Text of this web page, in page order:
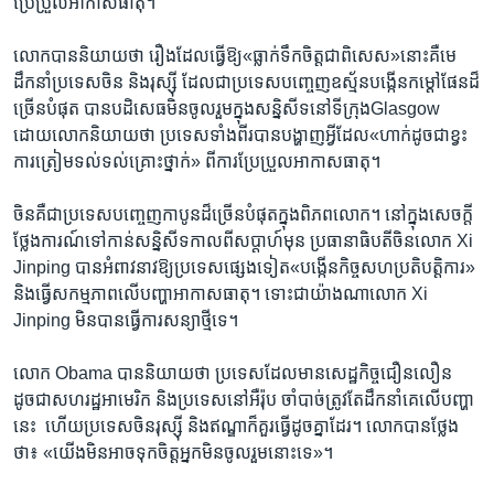
លោក​បាន​និយាយ​ថា​ រឿង​ដែល​ធ្វើ​ឱ្យ​«ធ្លាក់​ទឹក​ចិត្ត​ជា​ពិសេស»​នោះ​គឺ​មេ
ដឹកនាំ​ប្រទេស​ចិន​ និង​រុស្ស៊ី​ ដែល​ជា​ប្រទេស​បញ្ចេញ​ឧស្ម័ន​បង្កើន​កម្តៅ​ផែន​ដ៏​
ច្រើន​បំផុត​ បាន​បដិសេធ​មិន​ចូលរួម​ក្នុង​សន្និសីទ​នៅ​ទីក្រុង​Glasgow​
ដោយ​លោក​និយាយ​ថា​ ប្រទេស​ទាំងពីរ​បាន​បង្ហាញ​អ្វី​ដែល​«ហាក់ដូច​ជា​ខ្វះ​
ការ​ត្រៀម​ទល់ទល់​គ្រោះថ្នាក់»​ ពី​ការ​ប្រែប្រួល​អាកាស​ធាតុ។​
ចិន​គឺ​ជា​ប្រទេស​បញ្ចេញ​កាបូន​ដ៏​ច្រើន​បំផុត​ក្នុង​ពិភពលោក។​ នៅ​ក្នុង​សេចក្តី​
ថ្លែង​ការណ៍​ទៅ​កាន់​សន្និសីទ​កាលពី​សប្តាហ៍​មុន​ ប្រធានាធិបតី​ចិន​លោក​ Xi
Jinping ​បាន​អំពាវនាវ​ឱ្យ​ប្រទេស​ផ្សេង​ទៀត​«បង្កើន​កិច្ច​សហ​ប្រតិបត្តិការ»​
និង​ធ្វើ​សកម្មភាព​លើ​បញ្ហា​អាកាសធាតុ។ ​ទោះជាយ៉ាងណា​លោក ​Xi
Jinping ​មិន​បាន​ធ្វើ​ការ​សន្យា​ថ្មី​ទេ។​
លោក Obama ​បាន​និយាយ​ថា ​ប្រទេស​ដែល​មាន​សេដ្ឋកិច្ច​ជឿនលឿន ​
ដូចជា​សហ​រដ្ឋ​អាមេរិក​ និង​ប្រទេស​នៅ​អឺរ៉ុប​ ចាំបាច់​ត្រូវតែ​ដឹកនាំ​គេ​លើ​បញ្ហា​
នេះ ​ ហើយ​ប្រទេស​ចិន​រុស្ស៊ី ​និង​ឥណ្ឌា​ក៏​គួរ​ធ្វើ​ដូច​គ្នា​ដែរ។ លោក​បាន​ថ្លែង​
ថា៖ ​«យើង​មិន​អាច​ទុក​ចិត្ត​អ្នក​មិន​ចូល​រួម​នោះ​ទេ»។